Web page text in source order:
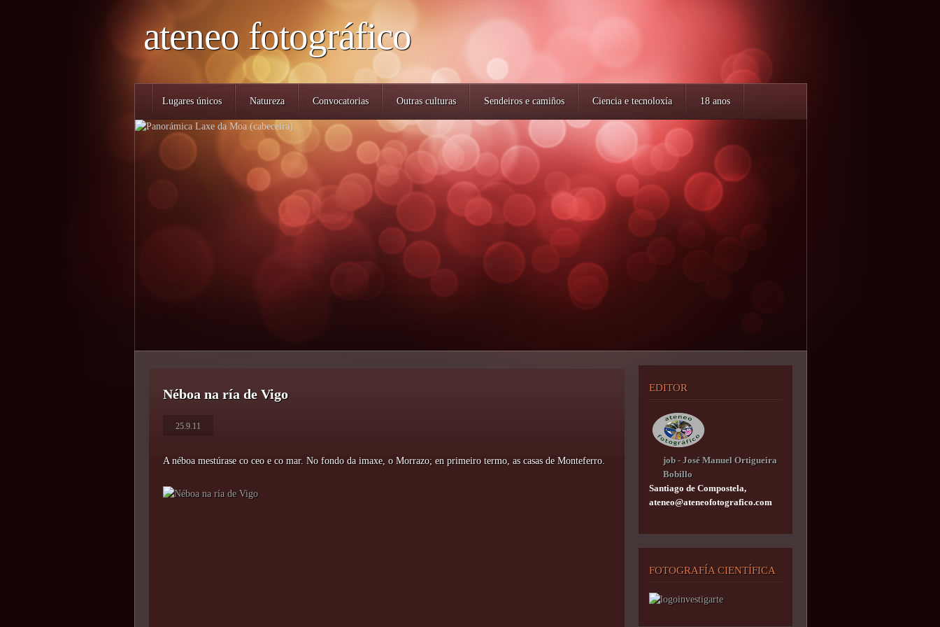
ateneo fotográfico
Lugares únicos Natureza Convocatorias Outras culturas Sendeiros e camiños Ciencia e tecnoloxía 18 anos
Néboa na ría de Vigo
25.9.11
A néboa mestúrase co ceo e co mar. No fondo da imaxe, o Morrazo; en primeiro termo, as casas de Monteferro.
EDITOR
job - José Manuel Ortigueira
Bobillo
Santiago de Compostela,
ateneo@ateneofotografico.com
FOTOGRAFÍA CIENTÍFICA